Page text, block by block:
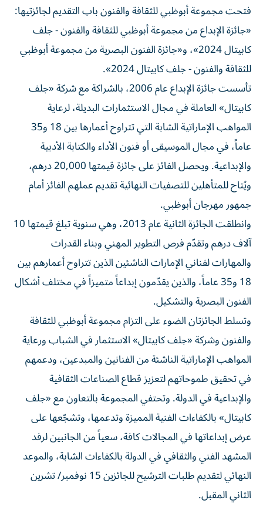
فتحت مجموعة أبوظبي للثقافة والفنون باب التقديم لجائزتيها:
«جائزة الإبداع من مجموعة أبوظبي للثقافة والفنون - جلف
كابيتال 2024»، و«جائزة الفنون البصرية من مجموعة أبوظبي
للثقافة والفنون - جلف كابيتال 2024».
تأسست جائزة الإبداع عام 2006، بالشراكة مع شركة «جلف
كابيتال» العاملة في مجال الاستثمارات البديلة، لرعاية
المواهب الإماراتية الشابة التي تتراوح أعمارها بين 18 و35
عاماً، في مجال الموسيقى أو فنون الأداء والكتابة الأدبية
والإبداعية. ويحصل الفائز على جائزة قيمتها 20,000 درهم،
ويُتاح للمتأهلين للتصفيات النهائية تقديم عملهم الفائز أمام
جمهور مهرجان أبوظبي.
وانطلقت الجائزة الثانية عام 2013، وهي سنوية تبلغ قيمتها 10
آلاف درهم وتقدّم فرص التطوير المهني وبناء القدرات
والمهارات لفناني الإمارات الناشئين الذين تتراوح أعمارهم بين
18 و35 عاماً، والذين يقدّمون إبداعاً متميزاً في مختلف أشكال
الفنون البصرية والتشكيل.
وتسلط الجائزتان الضوء على التزام مجموعة أبوظبي للثقافة
والفنون وشركة «جلف كابيتال» الاستثمار في الشباب ورعاية
المواهب الإماراتية الناشئة من الفنانين والمبدعين، ودعمهم
في تحقيق طموحاتهم لتعزيز قطاع الصناعات الثقافية
والإبداعية في الدولة. وتحتفي المجموعة بالتعاون مع «جلف
كابيتال» بالكفاءات الفنية المميزة وتدعمها، وتشجّعها على
عرض إبداعاتها في المجالات كافة، سعياً من الجانبين لرفد
المشهد الفني والثقافي في الدولة بالكفاءات الشابة، والموعد
النهائي لتقديم طلبات الترشيح للجائزين 15 نوفمبر/ تشرين
الثاني المقبل.